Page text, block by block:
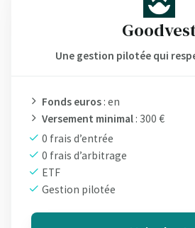
Une gestion pilotée qui
Fonds euros : en
Versement minimal : 300 €
0 frais d’entrée
0 frais d’arbitrage
ETF
Gestion pilotée